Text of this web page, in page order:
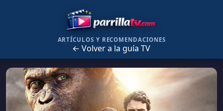
ARTÍCULOS Y RECOMENDACIONES
← Volver a la guía TV